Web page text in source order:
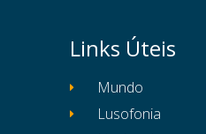
Links Úteis
Mundo
Lusofonia